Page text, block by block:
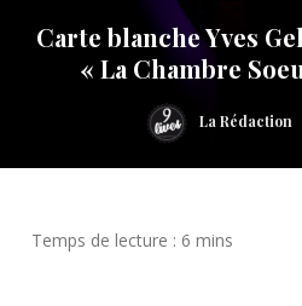
Carte blanche Yves
« La Chambre
La Rédaction